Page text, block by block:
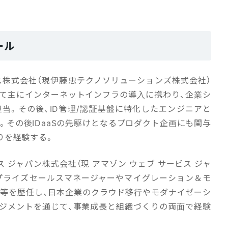
ル
式会社（現伊藤忠テクノソリューションズ株式会社）
主にインターネットインフラの導入に携わり、企業シ
。その後、ID管理/認証基盤に特化したエンジニアと
その後IDaaSの先駆けとなるプロダクト企画にも関与
経験する。
ジャパン株式会社（現 アマゾン ウェブ サービス ジャ
イズセールスマネージャーやマイグレーション＆モ
を歴任し、日本企業のクラウド移行やモダナイゼーシ
メントを通じて、事業成長と組織づくりの両面で経験